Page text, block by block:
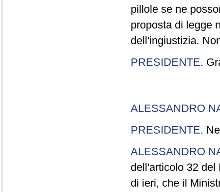
pillole se ne
proposta di legge
dell'ingiustizia.
PRESIDENTE.
ALESSANDRO
PRESIDENTE.
ALESSANDRO
dell'articolo 32 del
di ieri, che il